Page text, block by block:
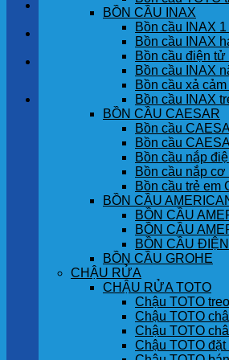
GÓC KHÁCH HÀNG
Chưa có sản phẩm trong giỏ
BỒN CẦU INAX
Bồn cầu INAX
Bồn cầu INAX
Bồn cầu điện tử
Bồn cầu INAX
Bồn cầu xả
Bồn cầu INAX
BỒN CẦU CAESAR
Bồn cầu
Bồn cầu
Bồn cầu nắp
Bồn cầu nắp
Bồn cầu trẻ em
BỒN CẦU
BỒN CẦU
BỒN CẦU
BỒN CẦU
BỒN CẦU GROHE
CHẬU RỬA
CHẬU RỬA TOTO
Chậu TOTO
Chậu TOTO
Chậu TOTO
Chậu TOTO đặt